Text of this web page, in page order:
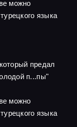
можно
языка
предал
п...пы"
можно
языка